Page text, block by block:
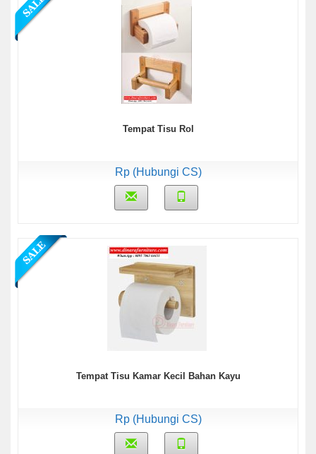
Tempat Tisu Rol
Rp (Hubungi CS)
Tempat Tisu Kamar Kecil Bahan Kayu
Rp (Hubungi CS)